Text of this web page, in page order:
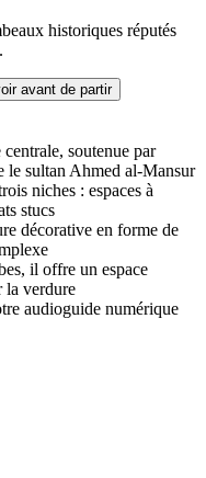
historiques réputés
avant de partir
soutenue par
le sultan Ahmed al-Mansur
niches : espaces à
stucs
décorative en forme de
il offre un espace
la verdure
audioguide numérique